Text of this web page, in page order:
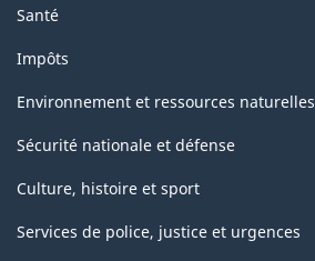
Santé
Impôts
Environnement et ressources naturelles
Sécurité nationale et défense
Culture, histoire et sport
Services de police, justice et urgences